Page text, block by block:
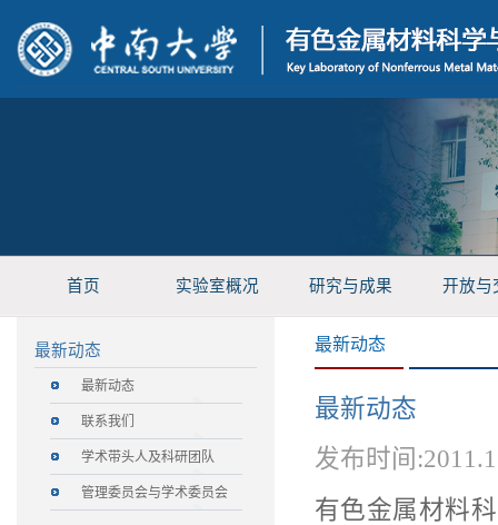
首页 实验室概况 研究与成果 开放与
最新动态
最新动态
联系我们
学术带头人及科研团队
管理委员会与学术委员会
最新动态
最新动态
发布时间
有色金属材料